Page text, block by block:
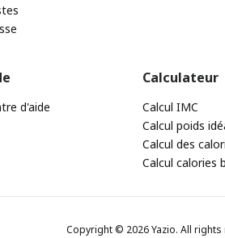
d'aide
Calculateur
Calcul IMC
Calcul poids
Calcul des
Calcul calories
Copyright © 2026 Yazio. All rights